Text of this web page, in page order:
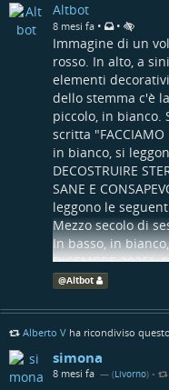
Altbot
8 mesi fa • •
Immagine di un
rosso. In alto, a
elementi
dello stemma c'è
piccolo, in bianco.
scritta
in bianco, si
DECOSTRUIRE
SANE E
leggono le
Mezzo secolo di
In basso, in
DICEMBRE
le seguenti righe:
63 VALDAGNO".
righe: "ORE 20:30".
Fornito da
utilizzando
@Altbot
Alberto V ha ricondiviso
simona
8 mesi fa — (Livorno) •